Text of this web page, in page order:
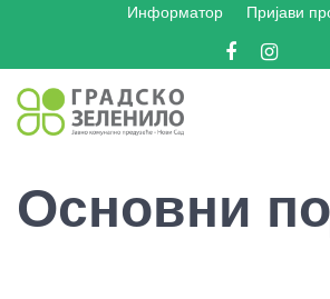
main
navigation
content
footer
Информатор Пријави
Facebook
Основни